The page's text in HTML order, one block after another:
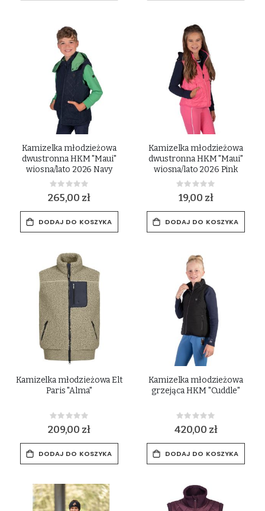
Kamizelka młodzieżowa
dwustronna HKM "Maui"
wiosna/lato 2026 Navy
Rating:
0%
265,00 zł
DODAJ DO KOSZYKA
Kamizelka młodzieżowa
dwustronna HKM "Maui"
wiosna/lato 2026 Pink
Rating:
0%
19,00 zł
DODAJ DO KOSZYKA
Kamizelka młodzieżowa Elt
Paris "Alma"
Rating:
0%
209,00 zł
DODAJ DO KOSZYKA
Kamizelka młodzieżowa
grzejąca HKM "Cuddle"
Rating:
0%
420,00 zł
DODAJ DO KOSZYKA